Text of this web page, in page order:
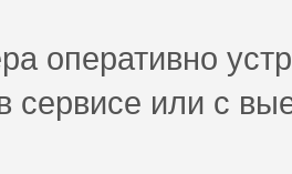
оперативно
сервисе или с